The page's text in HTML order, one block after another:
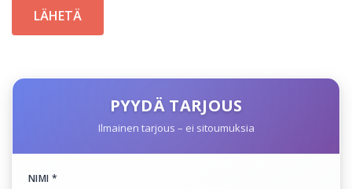
PYYDÄ TARJOUS
Ilmainen tarjous – ei sitoumuksia
NIMI *